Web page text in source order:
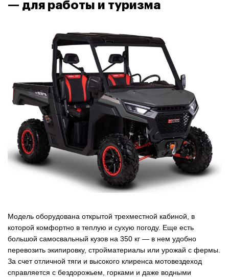
— для работы и туризма
Модель оборудована открытой трехместной кабиной, в
которой комфортно в теплую и сухую погоду. Еще есть
большой самосвальный кузов на 350 кг — в нем удобно
перевозить экипировку, стройматериалы или урожай с фермы.
За счет отличной тяги и высокого клиренса мотовездеход
справляется с бездорожьем, горками и даже водными